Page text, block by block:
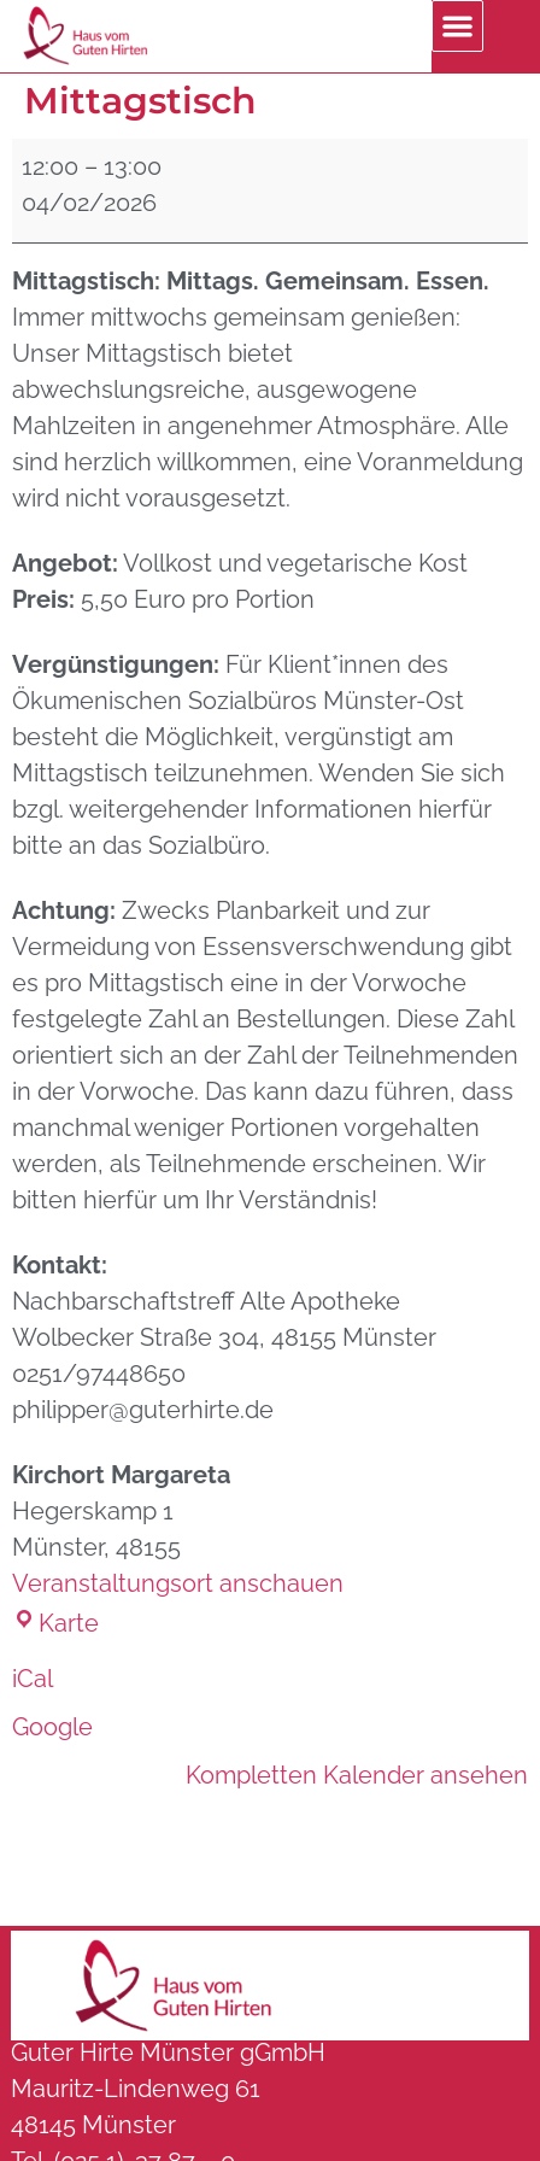
Mittagstisch
12:00 – 13:00
04/02/2026
Mittagstisch: Mittags. Gemeinsam. Essen.
Immer mittwochs gemeinsam genießen:
Unser Mittagstisch bietet
abwechslungsreiche, ausgewogene
Mahlzeiten in angenehmer Atmosphäre. Alle
sind herzlich willkommen, eine Voranmeldung
wird nicht vorausgesetzt.
Angebot: Vollkost und vegetarische Kost
Preis: 5,50 Euro pro Portion
Vergünstigungen: Für Klient*innen des
Ökumenischen Sozialbüros Münster-Ost
besteht die Möglichkeit, vergünstigt am
Mittagstisch teilzunehmen. Wenden Sie sich
bzgl. weitergehender Informationen hierfür
bitte an das Sozialbüro.
Achtung: Zwecks Planbarkeit und zur
Vermeidung von Essensverschwendung gibt
es pro Mittagstisch eine in der Vorwoche
festgelegte Zahl an Bestellungen. Diese Zahl
orientiert sich an der Zahl der Teilnehmenden
in der Vorwoche. Das kann dazu führen, dass
manchmal weniger Portionen vorgehalten
werden, als Teilnehmende erscheinen. Wir
bitten hierfür um Ihr Verständnis!
Kontakt:
Nachbarschaftstreff Alte Apotheke
Wolbecker Straße 304, 48155 Münster
0251/97448650
philipper@guterhirte.de
Kirchort Margareta
Hegerskamp 1
Münster, 48155
Veranstaltungsort anschauen
Karte
iCal
Google
Kompletten Kalender ansehen
Guter Hirte Münster gGmbH
Mauritz-Lindenweg 61
48145 Münster